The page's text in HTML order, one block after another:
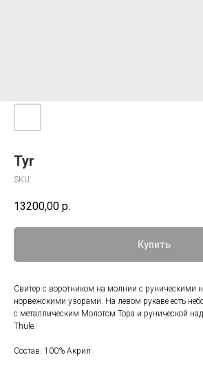
Tyr
SKU:
13200,00 р.
Купить
Свитер с воротником на молнии с руническими
норвежскими узорами. На левом рукаве есть
с металлическим Молотом Тора и рунической
Thule.
Состав: 100% Акрил